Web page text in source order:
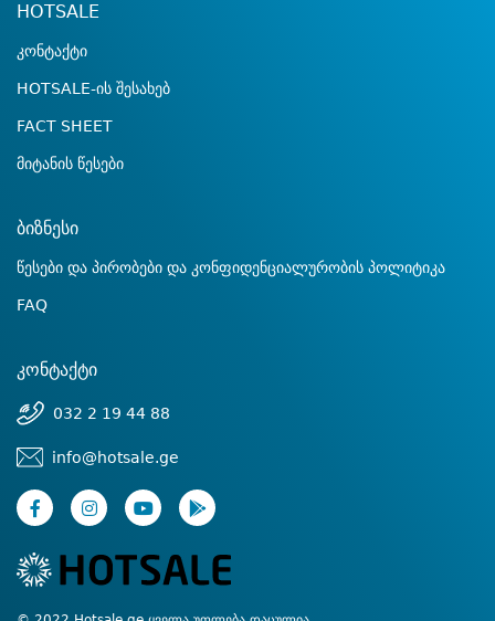
HOTSALE
კონტაქტი
HOTSALE-ის შესახებ
FACT SHEET
მიტანის წესები
ბიზნესი
წესები და პირობები და კონფიდენციალურობის პოლიტიკა
FAQ
კონტაქტი
032 2 19 44 88
info@hotsale.ge